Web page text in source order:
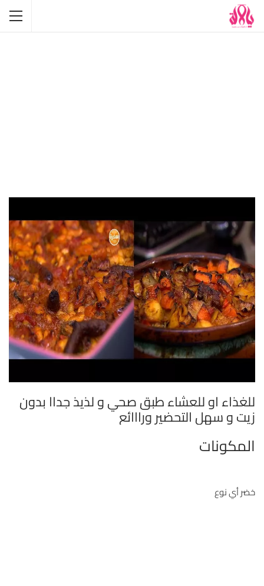
للغذاء او للعشاء طبق صحي و لذيذ جداا بدون
زيت و سهل التحضير ورااائع
المكونات
خضر أي نوع